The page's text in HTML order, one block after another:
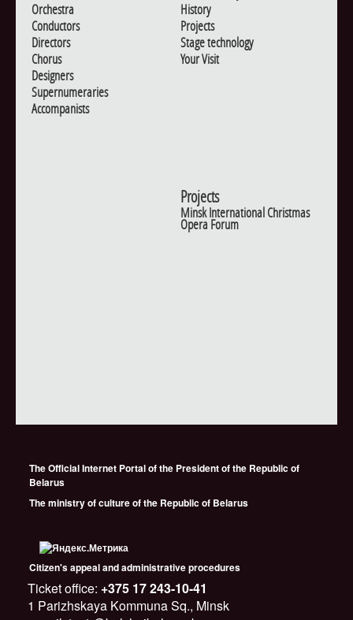
Orchestra
Conductors
Directors
Chorus
Designers
Supernumeraries
Accompanists
History
Projects
Stage technology
Your Visit
Projects
Minsk International Christmas
Opera Forum
The Official Internet Portal of the President of the Republic of
Belarus
The ministry of culture of the Republic of Belarus
Citizen's appeal and administrative procedures
Ticket office: +375 17 243-10-41
1 Parizhskaya Kommuna Sq., Minsk